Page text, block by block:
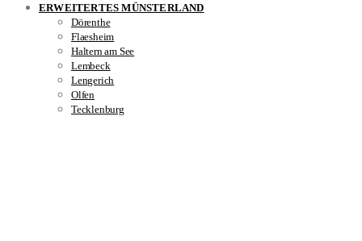
ERWEITERTES MÜNSTERLAND
Dörenthe
Flaesheim
Haltern am See
Lembeck
Lengerich
Olfen
Tecklenburg